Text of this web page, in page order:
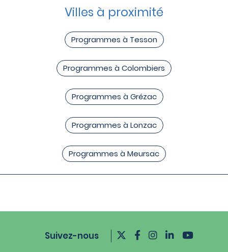
Villes à proximité
Programmes à Tesson
Programmes à Colombiers
Programmes à Grézac
Programmes à Lonzac
Programmes à Meursac
Suivez-nous